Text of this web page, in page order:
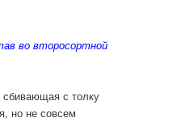
во второсортной
сбивающая с толку
но не совсем